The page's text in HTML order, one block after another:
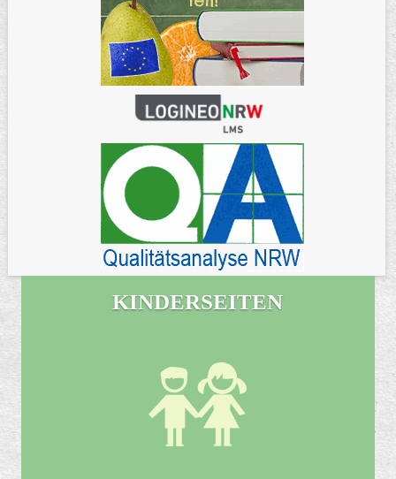
KINDERSEITEN